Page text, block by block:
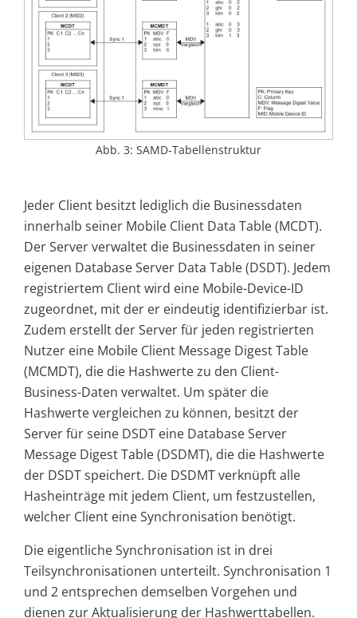
Abb. 3: SAMD-Tabellenstruktur
Jeder Client besitzt lediglich die Businessdaten
innerhalb seiner Mobile Client Data Table (MCDT).
Der Server verwaltet die Businessdaten in seiner
eigenen Database Server Data Table (DSDT). Jedem
registriertem Client wird eine Mobile-Device-ID
zugeordnet, mit der er eindeutig identifizierbar ist.
Zudem erstellt der Server für jeden registrierten
Nutzer eine Mobile Client Message Digest Table
(MCMDT), die die Hashwerte zu den Client-
Business-Daten verwaltet. Um später die
Hashwerte vergleichen zu können, besitzt der
Server für seine DSDT eine Database Server
Message Digest Table (DSDMT), die die Hashwerte
der DSDT speichert. Die DSDMT verknüpft alle
Hasheinträge mit jedem Client, um festzustellen,
welcher Client eine Synchronisation benötigt.
Die eigentliche Synchronisation ist in drei
Teilsynchronisationen unterteilt. Synchronisation 1
und 2 entsprechen demselben Vorgehen und
dienen zur Aktualisierung der Hashwerttabellen.